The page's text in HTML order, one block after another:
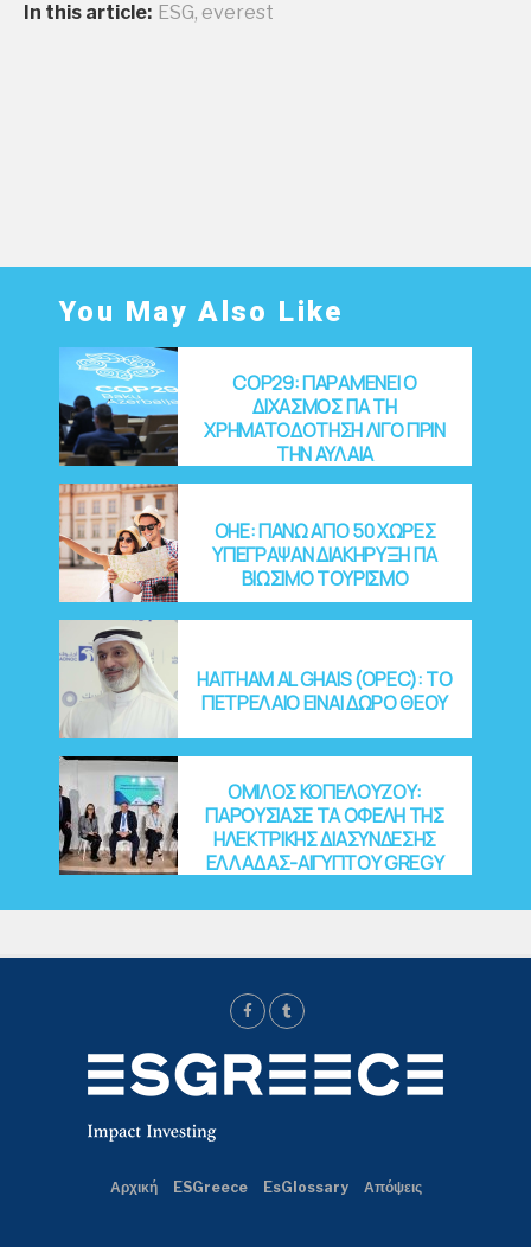
In this article: ESG, everest
You May Also Like
COP29: ΠΑΡΑΜΕΝΕΙ Ο
ΔΙΧΑΣΜΟΣ ΓΙΑ ΤΗ
ΧΡΗΜΑΤΟΔΟΤΗΣΗ ΛΙΓΟ ΠΡΙΝ
ΤΗΝ ΑΥΛΑΙΑ
OHE: ΠΑΝΩ ΑΠΟ 50 ΧΩΡΕΣ
ΥΠΕΓΡΑΨΑΝ ΔΙΑΚΗΡΥΞΗ ΓΙΑ
ΒΙΩΣΙΜΟ ΤΟΥΡΙΣΜΟ
HAITHAM AL GHAIS (OPEC): ΤΟ
ΠΕΤΡΕΛΑΙΟ ΕΙΝΑΙ ΔΩΡΟ ΘΕΟΥ
ΟΜΙΛΟΣ ΚΟΠΕΛΟΥΖΟΥ:
ΠΑΡΟΥΣΙΑΣΕ ΤΑ ΟΦΕΛΗ ΤΗΣ
ΗΛΕΚΤΡΙΚΗΣ ΔΙΑΣΥΝΔΕΣΗΣ
ΕΛΛΑΔΑΣ-ΑΙΓΥΠΤΟΥ GREGY
Αρχική ESGreece EsGlossary Απόψεις